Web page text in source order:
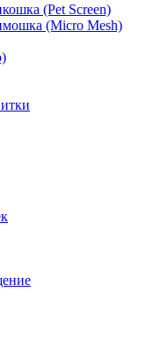
(Pet Screen)
(Micro Mesh)